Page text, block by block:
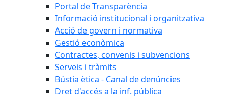
Portal de Transparència
Informació institucional i organitzativa
Acció de govern i normativa
Gestió econòmica
Contractes, convenis i subvencions
Serveis i tràmits
Bústia ètica - Canal de denúncies
Dret d'accés a la inf. pública